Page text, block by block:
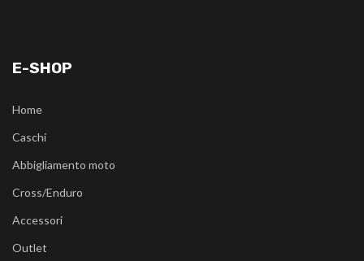
E-SHOP
Home
Caschi
Abbigliamento moto
Cross/Enduro
Accessori
Outlet